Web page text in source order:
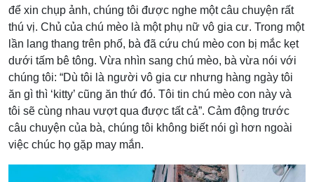
để xin chụp ảnh, chúng tôi được nghe một câu chuyện rất
thú vị. Chủ của chú mèo là một phụ nữ vô gia cư. Trong một
lần lang thang trên phố, bà đã cứu chú mèo con bị mắc kẹt
dưới tấm bê tông. Vừa nhìn sang chú mèo, bà vừa nói với
chúng tôi: “Dù tôi là người vô gia cư nhưng hàng ngày tôi
ăn gì thì ‘kitty’ cũng ăn thứ đó. Tôi tin chú mèo con này và
tôi sẽ cùng nhau vượt qua được tất cả”. Cảm động trước
câu chuyện của bà, chúng tôi không biết nói gì hơn ngoài
việc chúc họ gặp may mắn.